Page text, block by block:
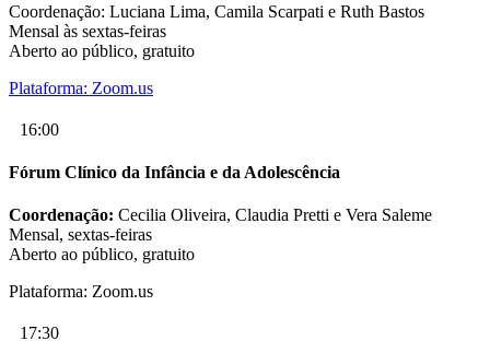
Coordenação: Luciana Lima, Camila Scarpati e Ruth Bastos
Mensal às sextas-feiras
Aberto ao público, gratuito
Plataforma: Zoom.us
16:00
Fórum Clínico da Infância e da Adolescência
Coordenação: Cecilia Oliveira, Claudia Pretti e Vera Saleme
Mensal, sextas-feiras
Aberto ao público, gratuito
Plataforma: Zoom.us
17:30